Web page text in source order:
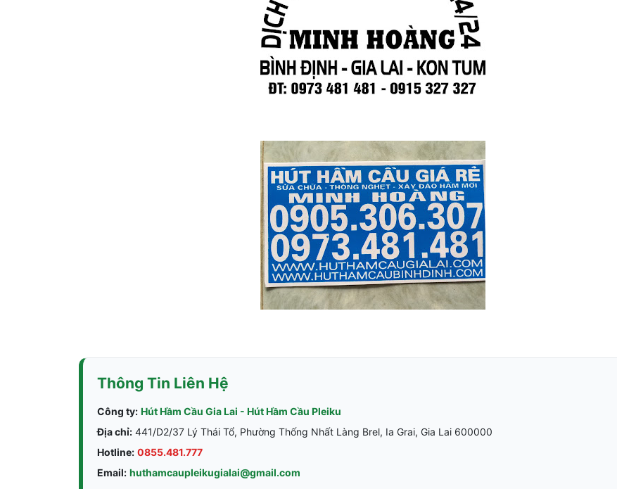
Thông Tin Liên Hệ
Công ty: Hút Hầm Cầu Gia Lai - Hút Hầm Cầu Pleiku
Địa chỉ: 441/D2/37 Lý Thái Tổ, Phường Thống Nhất Làng Brel, Ia Grai, Gia Lai 600000
Hotline: 0855.481.777
Email: huthamcaupleikugialai@gmail.com